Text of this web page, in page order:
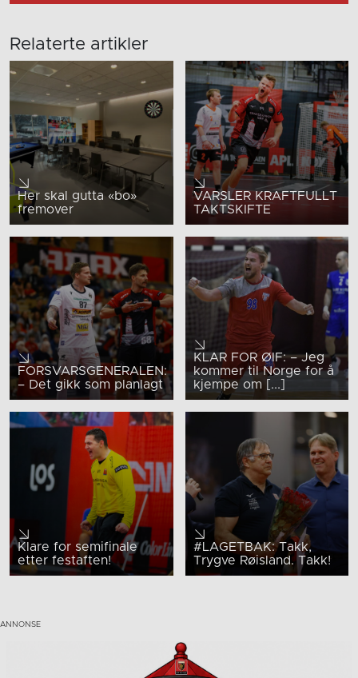
Relaterte artikler
Her skal gutta «bo»
fremover
VARSLER KRAFTFULLT
TAKTSKIFTE
FORSVARSGENERALEN:
– Det gikk som planlagt
KLAR FOR ØIF: – Jeg
kommer til Norge for å
kjempe om [...]
Klare for semifinale
etter festaften!
#LAGETBAK: Takk,
Trygve Røisland. Takk!